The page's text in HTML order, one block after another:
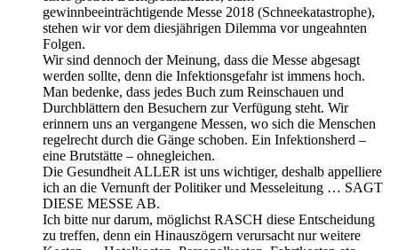
gewinnbeeinträchtigende Messe 2018 (Schneekatastrophe),
stehen wir vor dem diesjährigen Dilemma vor ungeahnten
Folgen.
Wir sind dennoch der Meinung, dass die Messe abgesagt
werden sollte, denn die Infektionsgefahr ist immens hoch.
Man bedenke, dass jedes Buch zum Reinschauen und
Durchblättern den Besuchern zur Verfügung steht. Wir
erinnern uns an vergangene Messen, wo sich die Menschen
regelrecht durch die Gänge schoben. Ein Infektionsherd –
eine Brutstätte – ohnegleichen.
Die Gesundheit ALLER ist uns wichtiger, deshalb appelliere
ich an die Vernunft der Politiker und Messeleitung … SAGT
DIESE MESSE AB.
Ich bitte nur darum, möglichst RASCH diese Entscheidung
zu treffen, denn ein Hinauszögern verursacht nur weitere